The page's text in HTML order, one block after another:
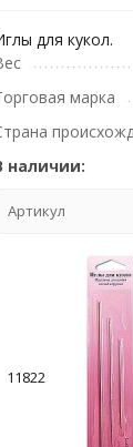
для кукол.
марка
наличии:
Артикул
11822